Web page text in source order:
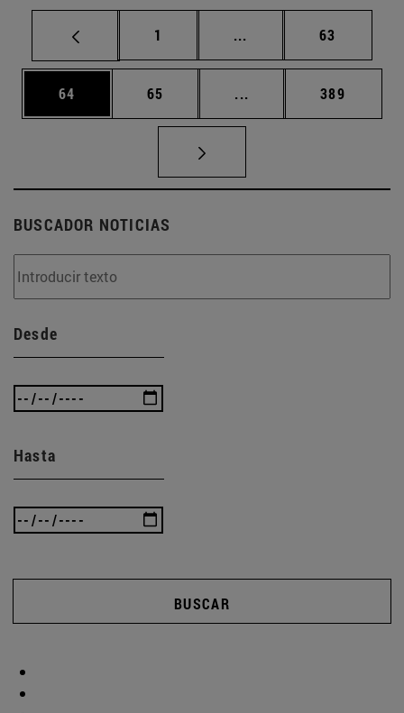
Página
1 ... Páginas intermedias
Página
63
Página
64 Página
65 ... Páginas intermedias
Página
389
BUSCADOR NOTICIAS
Desde
Hasta
BUSCAR